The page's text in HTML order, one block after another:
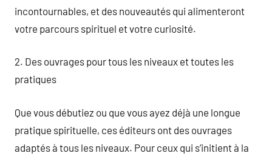
incontournables, et des nouveautés qui alimenteront
votre parcours spirituel et votre curiosité.
2. Des ouvrages pour tous les niveaux et toutes les
pratiques
Que vous débutiez ou que vous ayez déjà une longue
pratique spirituelle, ces éditeurs ont des ouvrages
adaptés à tous les niveaux. Pour ceux qui s’initient à la